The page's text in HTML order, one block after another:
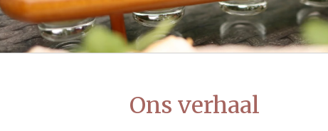
Ons verhaal